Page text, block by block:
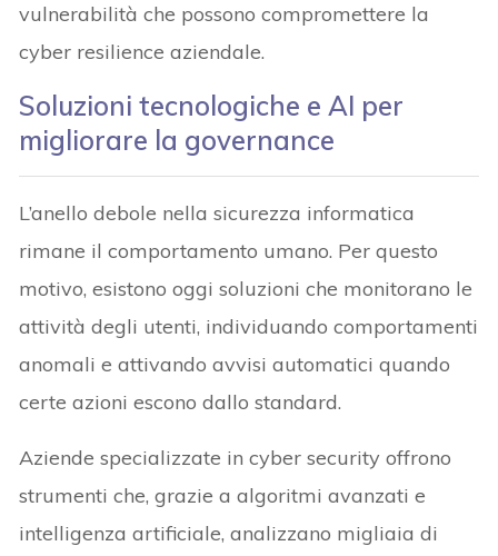
vulnerabilità che possono compromettere la
cyber resilience aziendale.
Soluzioni tecnologiche e AI per
migliorare la governance
L’anello debole nella sicurezza informatica
rimane il comportamento umano. Per questo
motivo, esistono oggi soluzioni che monitorano le
attività degli utenti, individuando comportamenti
anomali e attivando avvisi automatici quando
certe azioni escono dallo standard.
Aziende specializzate in cyber security offrono
strumenti che, grazie a algoritmi avanzati e
intelligenza artificiale, analizzano migliaia di